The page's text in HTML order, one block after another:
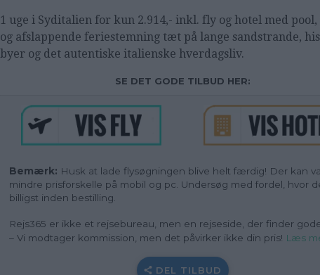
1 uge i Syditalien for kun 2.914,- inkl. fly og hotel med
og afslappende feriestemning tæt på lange sandstrande,
byer og det autentiske italienske hverdagsliv.
SE DET GODE TILBUD HER:
Bemærk: Husk at lade flysøgningen blive helt færdig! Der kan
mindre prisforskelle på mobil og pc. Undersøg med fordel, hvor
billigst inden bestilling.
Rejs365 er ikke et rejsebureau, men en rejseside, der finder
– Vi modtager kommission, men det påvirker ikke din pris! Læs
DEL TILBUD